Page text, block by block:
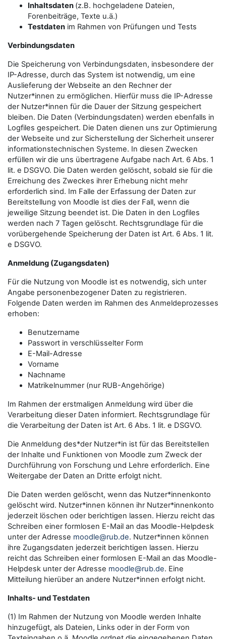
Inhaltsdaten (z.B. hochgeladene Dateien,
Forenbeiträge, Texte u.ä.)
Testdaten im Rahmen von Prüfungen und Tests
Verbindungsdaten
Die Speicherung von Verbindungsdaten, insbesondere der
IP-Adresse, durch das System ist notwendig, um eine
Auslieferung der Webseite an den Rechner der
Nutzer*innen zu ermöglichen. Hierfür muss die IP-Adresse
der Nutzer*innen für die Dauer der Sitzung gespeichert
bleiben. Die Daten (Verbindungsdaten) werden ebenfalls in
Logfiles gespeichert. Die Daten dienen uns zur Optimierung
der Webseite und zur Sicherstellung der Sicherheit unserer
informationstechnischen Systeme. In diesen Zwecken
erfüllen wir die uns übertragene Aufgabe nach Art. 6 Abs. 1
lit. e DSGVO. Die Daten werden gelöscht, sobald sie für die
Erreichung des Zweckes ihrer Erhebung nicht mehr
erforderlich sind. Im Falle der Erfassung der Daten zur
Bereitstellung von Moodle ist dies der Fall, wenn die
jeweilige Sitzung beendet ist. Die Daten in den Logfiles
werden nach 7 Tagen gelöscht. Rechtsgrundlage für die
vorübergehende Speicherung der Daten ist Art. 6 Abs. 1 lit.
e DSGVO.
Anmeldung (Zugangsdaten)
Für die Nutzung von Moodle ist es notwendig, sich unter
Angabe personenbezogener Daten zu registrieren.
Folgende Daten werden im Rahmen des Anmeldeprozesses
erhoben:
Benutzername
Passwort in verschlüsselter Form
E-Mail-Adresse
Vorname
Nachname
Matrikelnummer (nur RUB-Angehörige)
Im Rahmen der erstmaligen Anmeldung wird über die
Verarbeitung dieser Daten informiert. Rechtsgrundlage für
die Verarbeitung der Daten ist Art. 6 Abs. 1 lit. e DSGVO.
Die Anmeldung des*der Nutzer*in ist für das Bereitstellen
der Inhalte und Funktionen von Moodle zum Zweck der
Durchführung von Forschung und Lehre erforderlich. Eine
Weitergabe der Daten an Dritte erfolgt nicht.
Die Daten werden gelöscht, wenn das Nutzer*innenkonto
gelöscht wird. Nutzer*innen können ihr Nutzer*innenkonto
jederzeit löschen oder berichtigen lassen. Hierzu reicht das
Schreiben einer formlosen E-Mail an das Moodle-Helpdesk
unter der Adresse moodle@rub.de. Nutzer*innen können
ihre Zugangsdaten jederzeit berichtigen lassen. Hierzu
reicht das Schreiben einer formlosen E-Mail an das Moodle-
Helpdesk unter der Adresse moodle@rub.de. Eine
Mitteilung hierüber an andere Nutzer*innen erfolgt nicht.
Inhalts- und Testdaten
(1) Im Rahmen der Nutzung von Moodle werden Inhalte
hinzugefügt, als Dateien, Links oder in der Form von